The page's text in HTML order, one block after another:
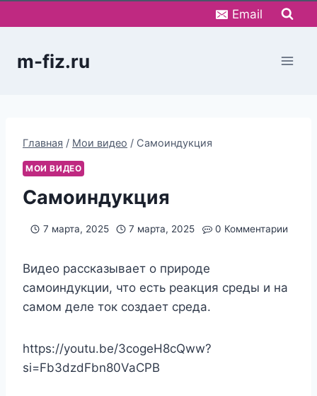
к
Email
m-fiz.ru
Главная / Мои видео / Самоиндукция
МОИ ВИДЕО
Самоиндукция
7 марта, 2025 7 марта, 2025 0 Комментарии
Видео рассказывает о природе
самоиндукции, что есть реакция среды и на
самом деле ток создает среда.
https://youtu.be/3cogeH8cQww?
si=Fb3dzdFbn80VaCPB